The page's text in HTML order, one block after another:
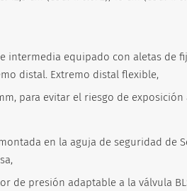
intermedia equipado con aletas de
distal. Extremo distal flexible,
para evitar el riesgo de
en la aguja de seguridad de
de presión adaptable a la válvula